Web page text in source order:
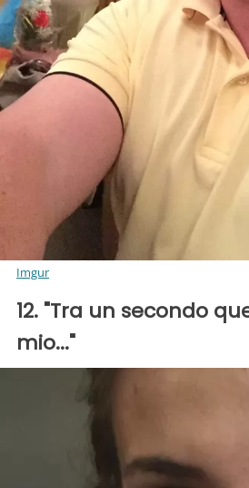
Imgur
12. "Tra un secondo
mio..."